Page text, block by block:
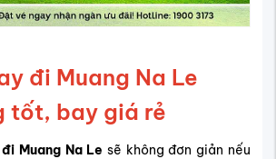
đi Muang Na Le
tốt, bay giá rẻ
Muang Na Le sẽ không đơn giản nếu